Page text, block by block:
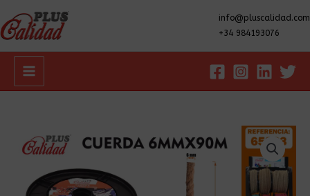
info@pluscalidad.com
+34 984193076
Main